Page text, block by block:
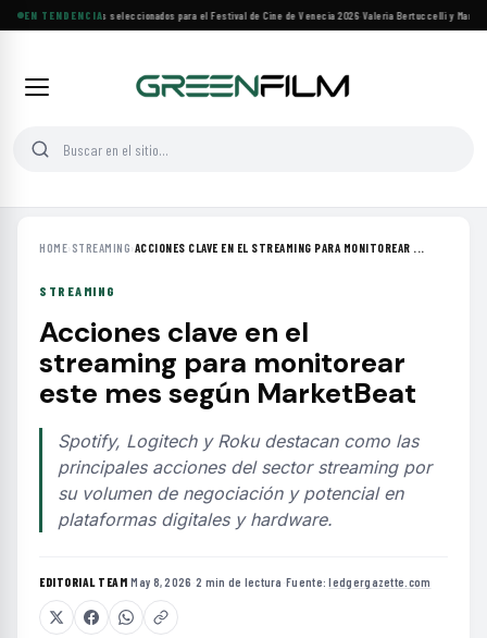
EN TENDENCIA
Siete filmes árabes seleccionados para el Festival de Cine de Venecia 2026·Valeria Bertuccelli y Martín
HOME› STREAMING›ACCIONES CLAVE EN EL STREAMING PARA MONITOREAR ...
STREAMING
Acciones clave en el
streaming para monitorear
este mes según MarketBeat
Spotify, Logitech y Roku destacan como las
principales acciones del sector streaming por
su volumen de negociación y potencial en
plataformas digitales y hardware.
EDITORIAL TEAM·May 8, 2026 ·2 min de lectura ·Fuente:ledgergazette.com